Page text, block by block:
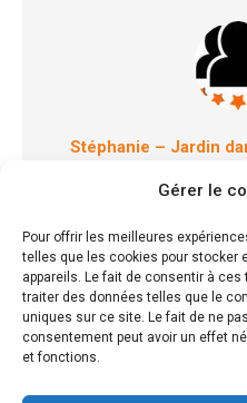
Gérer le
Pour offrir les meilleures
telles que les cookies pour stocker
appareils. Le fait de consentir à
traiter des données telles que le
uniques sur ce site. Le fait de ne
consentement peut avoir un effet
et fonctions.
Stéphanie – Jardin
Nous sommes très
équipe très
accompagné tout au
qui se porte très
lire
Aménagement espaces